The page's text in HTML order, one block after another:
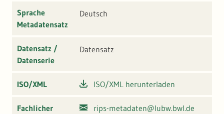
Sprache
Metadatensatz
Deutsch
Datensatz /
Datenserie
Datensatz
ISO/XML ISO/XML herunterladen
Fachlicher
rips-metadaten@lubw.bwl.de